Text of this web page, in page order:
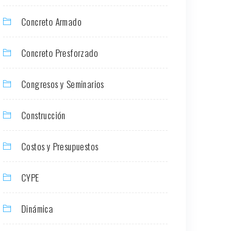
Concreto Armado
Concreto Presforzado
Congresos y Seminarios
Construcción
Costos y Presupuestos
CYPE
Dinámica